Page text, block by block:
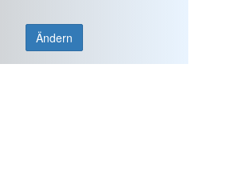
Ändern